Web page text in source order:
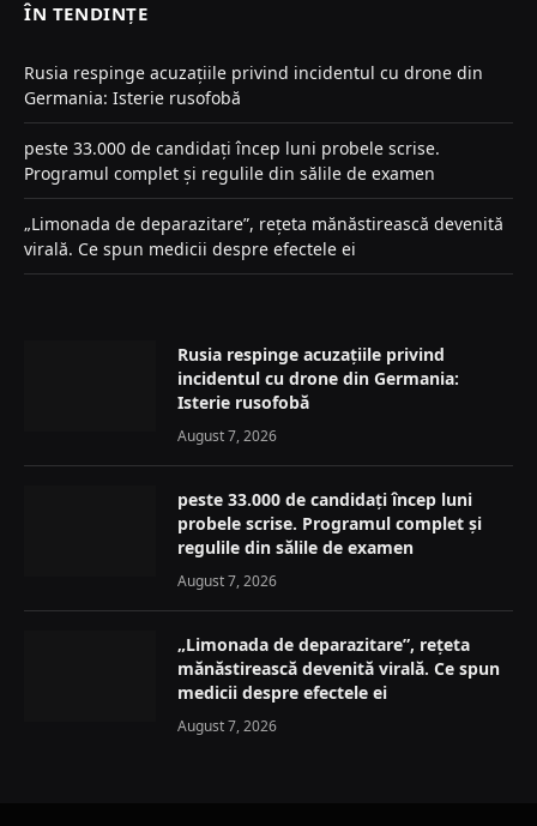
ÎN TENDINȚE
Rusia respinge acuzațiile privind incidentul cu drone din
Germania: Isterie rusofobă
peste 33.000 de candidați încep luni probele scrise.
Programul complet și regulile din sălile de examen
„Limonada de deparazitare”, rețeta mănăstirească devenită
virală. Ce spun medicii despre efectele ei
Rusia respinge acuzațiile privind
incidentul cu drone din Germania:
Isterie rusofobă
August 7, 2026
peste 33.000 de candidați încep luni
probele scrise. Programul complet și
regulile din sălile de examen
August 7, 2026
„Limonada de deparazitare”, rețeta
mănăstirească devenită virală. Ce spun
medicii despre efectele ei
August 7, 2026